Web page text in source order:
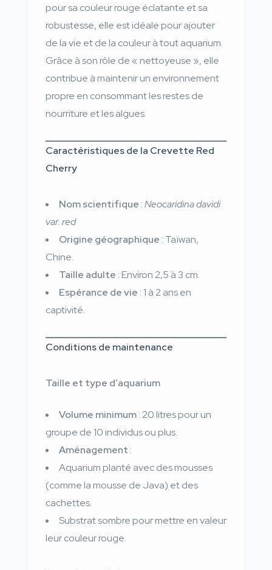
pour sa couleur rouge éclatante et sa
robustesse, elle est idéale pour ajouter
de la vie et de la couleur à tout aquarium.
Grâce à son rôle de « nettoyeuse », elle
contribue à maintenir un environnement
propre en consommant les restes de
nourriture et les algues.
Caractéristiques de la Crevette Red
Cherry
Nom scientifique :Neocaridina davidi
var. red
Origine géographique : Taïwan,
Chine.
Taille adulte : Environ 2,5 à 3 cm.
Espérance de vie : 1 à 2 ans en
captivité.
Conditions de maintenance
Taille et type d’aquarium
Volume minimum: 20 litres pour un
groupe de 10 individus ou plus.
Aménagement :
Aquarium planté avec des mousses
(comme la mousse de Java) et des
cachettes.
Substrat sombre pour mettre en valeur
leur couleur rouge.